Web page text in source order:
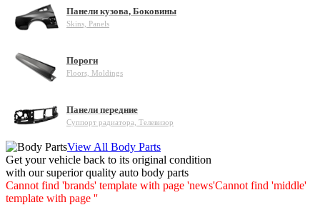
Панели кузова, Боковины
Skins, Panels
Пороги
Floors, Moldings
Панели передние
Суппорт радиатора, Телевизор
View All Body Parts
Get your vehicle back to its original condition
with our superior quality auto body parts
Cannot find 'brands' template with page 'news'Cannot find 'middle'
template with page ''